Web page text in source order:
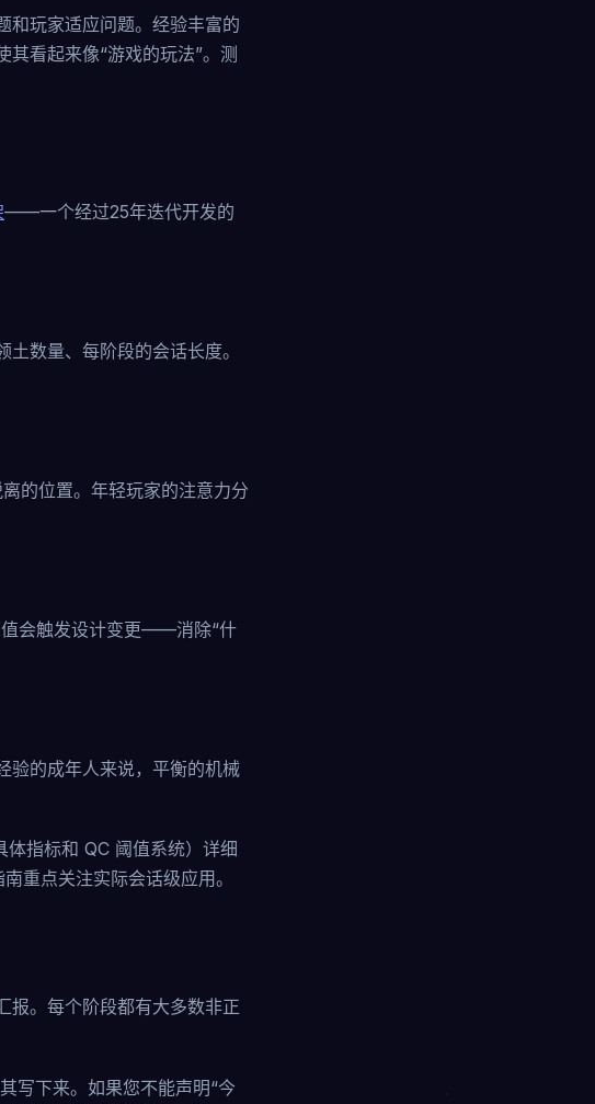
和玩家适应问题。经验丰富的
看起来像“游戏的玩法”。测
——一个经过25年迭代开发的
数量、每阶段的会话长度。
的位置。年轻玩家的注意力分
值会触发设计变更——消除“什
验的成年人来说，平衡的机械
指标和 QC 阈值系统）详细
重点关注实际会话级应用。
报。每个阶段都有大多数非正
写下来。如果您不能声明“今